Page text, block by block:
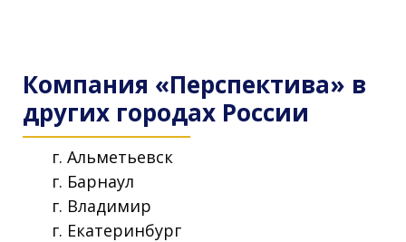
г. Альметьевск
г. Барнаул
г. Владимир
г. Екатеринбург
Компания «Перспектива» в
других городах России